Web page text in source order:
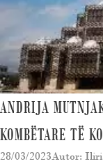
ANDRIJA
KOMBËTARE TË
28/03/2023Autor: